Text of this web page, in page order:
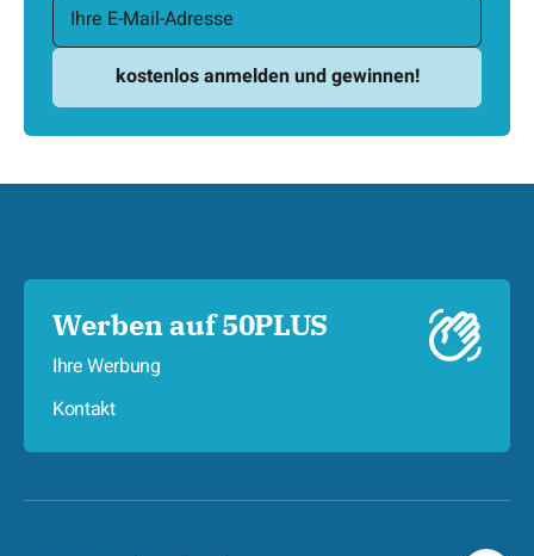
Werben auf 50PLUS
Ihre Werbung
Kontakt